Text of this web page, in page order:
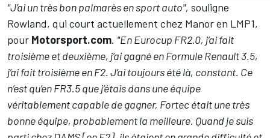
"J’ai un très bon palmarès en sport auto", souligne
Rowland, qui court actuellement chez Manor en LMP1,
pour Motorsport.com. "En Eurocup FR2.0, j’ai fait
troisième et deuxième, j’ai gagné en Formule Renault 3.5,
j’ai fait troisième en F2. J’ai toujours été là, constant. Ce
n’est qu’en FR3.5 que j’étais dans une équipe
véritablement capable de gagner, Fortec était une très
bonne équipe, probablement la meilleure. Quand je suis